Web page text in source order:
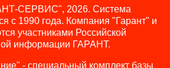
СЕРВИС", 2026. Система
с 1990 года. Компания "Гарант" и
участниками Российской
информации ГАРАНТ.
- специальный комплект базы